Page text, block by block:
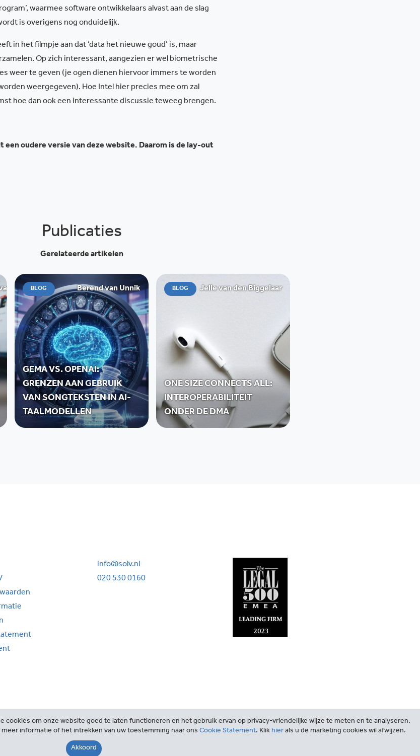
waarmee software ontwikkelaars alvast aan de slag
is overigens nog onduidelijk.
in het filmpje aan dat ‘data het nieuwe goud’ is, maar
Op zich interessant, aangezien er wel biometrische
weer te geven (je ogen dienen hiervoor immers te worden
weergegeven). Hoe Intel hier precies mee om zal
hoe dan ook een interessante discussie teweeg brengen.
oudere versie van deze website. Daarom is de lay-out
Publicaties
Gerelateerde artikelen
de Graaff
BLOG Berend van Unnik
GEMA VS. OPENAI:
GRENZEN AAN GEBRUIK
VAN SONGTEKSTEN IN AI-
TAALMODELLEN
BLOG Jelle van den Biggelaar
ONE SIZE CONNECTS ALL:
INTEROPERABILITEIT
ONDER DE DMA
info@solv.nl
020 530 0160
©2026 SOLV Advocaten
cookies om onze website goed te laten functioneren en het gebruik ervan op privacy-vriendelijke wijze te meten en te analyseren.
informatie of het intrekken van uw toestemming naar ons Cookie Statement. Klik hier als u de marketing cookies wil afwijzen.
Akkoord